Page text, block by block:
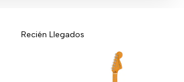
Recién Llegados